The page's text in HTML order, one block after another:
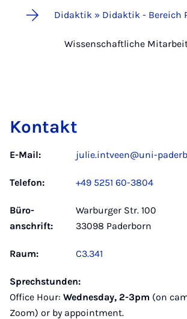
Didaktik » Didaktik - Bereich
Wissenschaftliche
Kontakt
E-Mail: julie.intveen@uni-
Telefon: +49 5251 60-3804
Büro­
anschrift:
Warburger Str. 100
33098 Paderborn
Raum: C3.341
Sprechstunden:
Office Hour: Wednesday, 2-3pm (on
Zoom) or by appointment.